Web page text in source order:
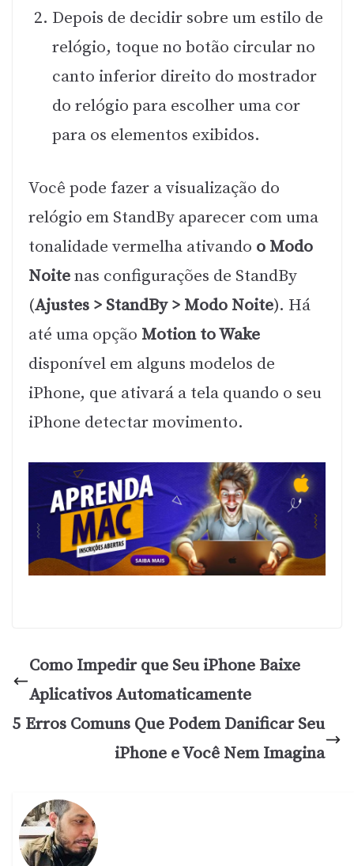
Depois de decidir sobre um estilo de
relógio, toque no botão circular no
canto inferior direito do mostrador
do relógio para escolher uma cor
para os elementos exibidos.
Você pode fazer a visualização do
relógio em StandBy aparecer com uma
tonalidade vermelha ativando o Modo
Noitenas configurações de StandBy
(Ajustes > StandBy > Modo Noite). Há
até uma opção Motion to Wake
disponível em alguns modelos de
iPhone, que ativará a tela quando o seu
iPhone detectar movimento.
Como Impedir que Seu iPhone Baixe
Aplicativos Automaticamente
5 Erros Comuns Que Podem Danificar Seu
iPhone e Você Nem Imagina